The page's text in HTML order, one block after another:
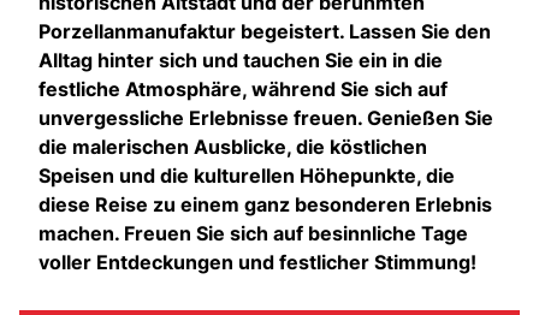
Porzellanmanufaktur begeistert. Lassen Sie den
Alltag hinter sich und tauchen Sie ein in die
festliche Atmosphäre, während Sie sich auf
unvergessliche Erlebnisse freuen. Genießen Sie
die malerischen Ausblicke, die köstlichen
Speisen und die kulturellen Höhepunkte, die
diese Reise zu einem ganz besonderen Erlebnis
machen. Freuen Sie sich auf besinnliche Tage
voller Entdeckungen und festlicher Stimmung!